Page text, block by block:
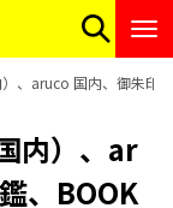
、aruco 国内、御朱印
内）、ar
、BOOK